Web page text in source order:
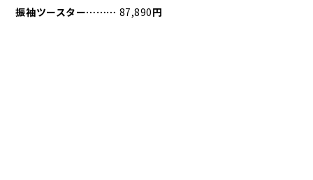
振袖ツースター⋯⋯⋯ 87,890円